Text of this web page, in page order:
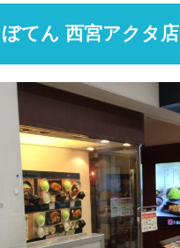
てん 西宮アクタ店